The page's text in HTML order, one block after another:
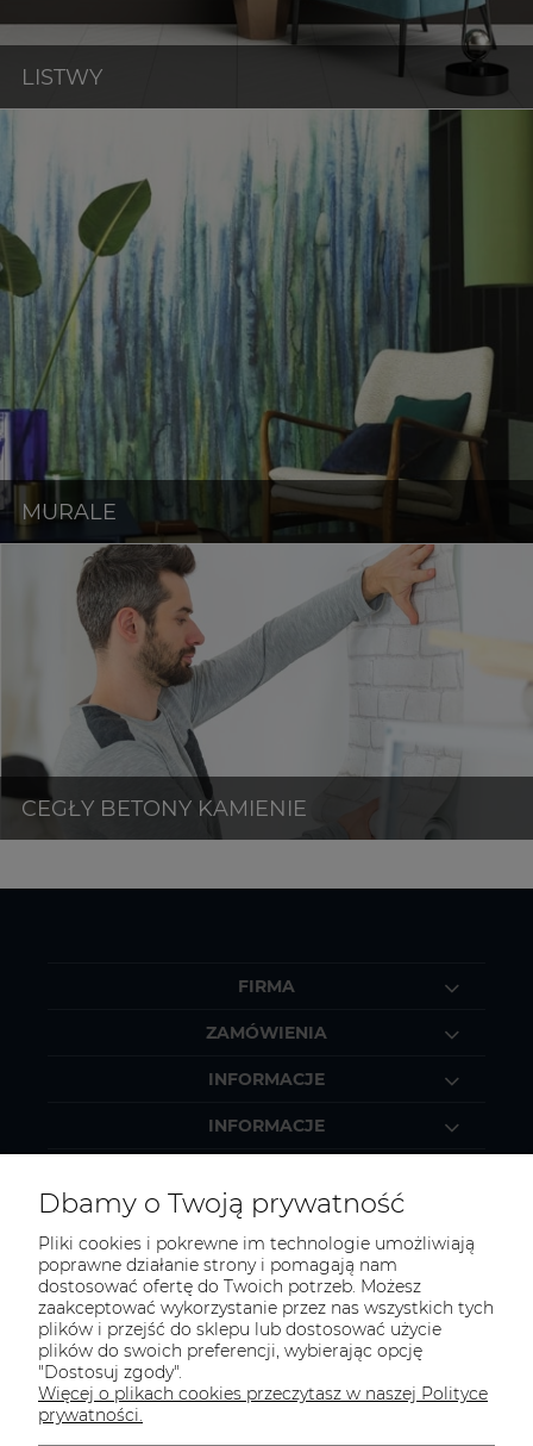
FIRMA
ZAMÓWIENIA
INFORMACJE
INFORMACJE
KONTAKT
Zapraszamy do kontaktu:
telefonicznie od 11:00 do 16:00
lub
Dbamy o Twoją prywatność
Pliki cookies i pokrewne im technologie umożliwiają
poprawne działanie strony i pomagają nam
dostosować ofertę do Twoich potrzeb. Możesz
zaakceptować wykorzystanie przez nas wszystkich tych
plików i przejść do sklepu lub dostosować użycie
plików do swoich preferencji, wybierając opcję
"Dostosuj zgody".
Więcej o plikach cookies przeczytasz w naszej Polityce
prywatności.